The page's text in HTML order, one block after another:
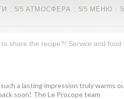
: 5/5 АТМОСФЕРА : 5/5 МЕНЮ : 5
share the recipe?! Service and food
a lasting impression truly warms
soon! The Le Procope team